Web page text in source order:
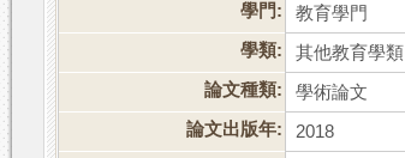
學門:
教育學門
學類:
其他教育學類
論文種類:
學術論文
論文出版年:
2018